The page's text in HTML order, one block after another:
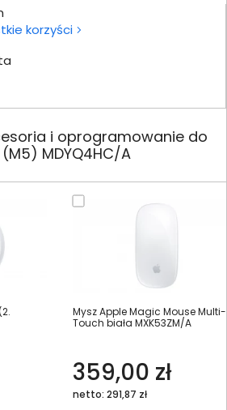
korzyści
i oprogramowanie do
MDYQ4HC/A
Mysz Apple Magic Mouse Multi-
Touch biała MXK53ZM/A
359,00 zł
netto: 291,87 zł